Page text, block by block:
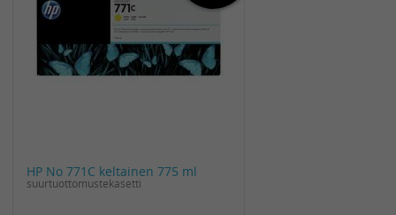
HP No 771C keltainen 775 ml
suurtuottomustekasetti